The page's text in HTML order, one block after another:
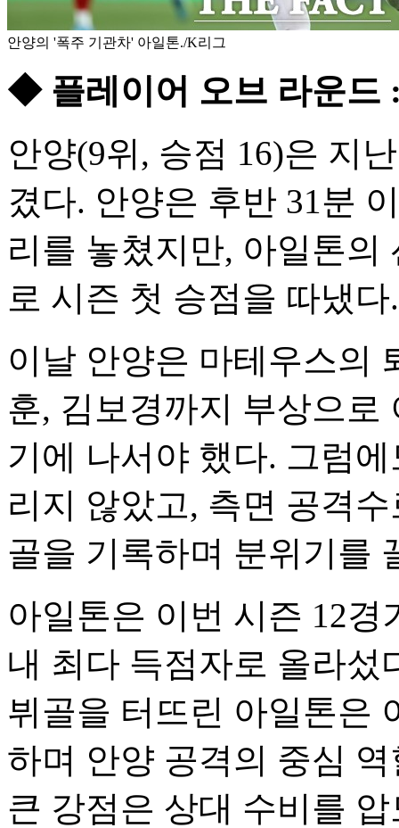
안양의 '폭주 기관차' 아일톤./K리그
◆ 플레이어 오브 라운드
안양(9위, 승점 16)은 지
겼다. 안양은 후반 31분
리를 놓쳤지만, 아일톤의
로 시즌 첫 승점을 따냈다.
이날 안양은 마테우스의
훈, 김보경까지 부상으로
기에 나서야 했다. 그럼
리지 않았고, 측면 공격
골을 기록하며 분위기를
아일톤은 이번 시즌 12
내 최다 득점자로 올라섰
뷔골을 터뜨린 아일톤은
하며 안양 공격의 중심
큰 강점은 상대 수비를